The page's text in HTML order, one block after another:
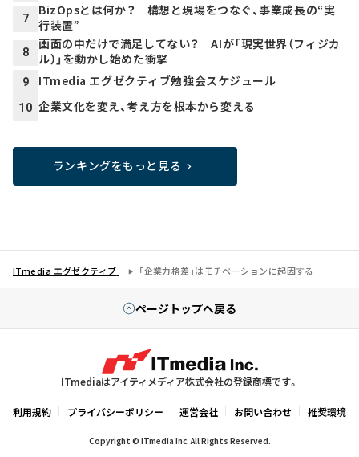
7
BizOpsとは何か？ 構想と現場をつなぐ、事業成長の“実
行装置”
8
画面の中だけで満足してない？ AIが「現実世界（フィジカ
ル）」を動かし始めた衝撃
9 ITmedia エグゼクティブ勉強会スケジュール
10 企業文化を変え、考え方を根本から変える
ランキングをもっと見る
ITmedia エグゼクティブ 「企業力格差」はモチベーションに起因する
ページトップへ戻る
ITmediaはアイティメディア株式会社の登録商標です。
利用規約 プライバシーポリシー 運営会社 お問い合わせ 推奨環境
Copyright © ITmedia Inc. All Rights Reserved.